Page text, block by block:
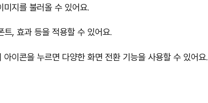
지를 불러올 수 있어요.
트, 효과 등을 적용할 수 있어요.
이콘을 누르면 다양한 화면 전환 기능을 사용할 수 있어요.